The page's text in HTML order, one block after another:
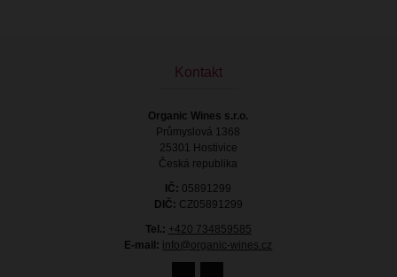
Kontakt
Organic Wines s.r.o.
Průmyslová 1368
25301 Hostivice
Česká republika
IČ: 05891299
DIČ: CZ05891299
Tel.: +420 734859585
E-mail: info@organic-wines.cz